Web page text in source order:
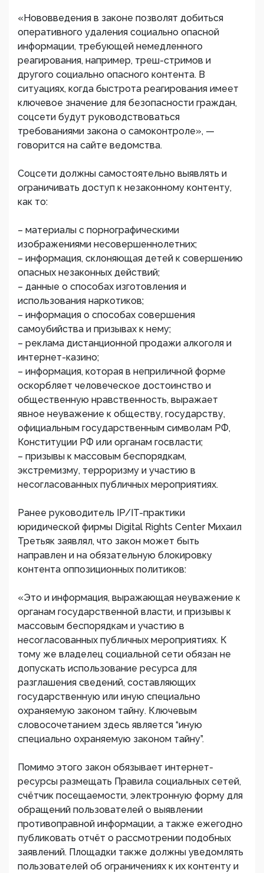
«Нововведения в законе позволят добиться
оперативного удаления социально опасной
информации, требующей немедленного
реагирования, например, треш-стримов и
другого социально опасного контента. В
ситуациях, когда быстрота реагирования имеет
ключевое значение для безопасности граждан,
соцсети будут руководствоваться
требованиями закона о самоконтроле», —
говорится на сайте ведомства.
Соцсети должны самостоятельно выявлять и
ограничивать доступ к незаконному контенту,
как то:
– материалы с порнографическими
изображениями несовершеннолетних;
– информация, склоняющая детей к совершению
опасных незаконных действий;
– данные о способах изготовления и
использования наркотиков;
– информация о способах совершения
самоубийства и призывах к нему;
– реклама дистанционной продажи алкоголя и
интернет-казино;
– информация, которая в неприличной форме
оскорбляет человеческое достоинство и
общественную нравственность, выражает
явное неуважение к обществу, государству,
официальным государственным символам РФ,
Конституции РФ или органам госвласти;
– призывы к массовым беспорядкам,
экстремизму, терроризму и участию в
несогласованных публичных мероприятиях.
Ранее руководитель IP/IT-практики
юридической фирмы Digital Rights Center Михаил
Третьяк заявлял, что закон может быть
направлен и на обязательную блокировку
контента оппозиционных политиков:
«Это и информация, выражающая неуважение к
органам государственной власти, и призывы к
массовым беспорядкам и участию в
несогласованных публичных мероприятиях. К
тому же владелец социальной сети обязан не
допускать использование ресурса для
разглашения сведений, составляющих
государственную или иную специально
охраняемую законом тайну. Ключевым
словосочетанием здесь является “иную
специально охраняемую законом тайну”.
Помимо этого закон обязывает интернет-
ресурсы размещать Правила социальных сетей,
счётчик посещаемости, электронную форму для
обращений пользователей о выявлении
противоправной информации, а также ежегодно
публиковать отчёт о рассмотрении подобных
заявлений. Площадки также должны уведомлять
пользователей об ограничениях к их контенту и